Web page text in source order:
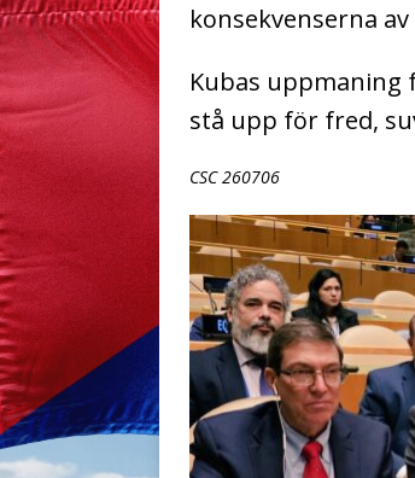
konsekvenserna av
Kubas uppmaning
stå upp för fred,
CSC 260706